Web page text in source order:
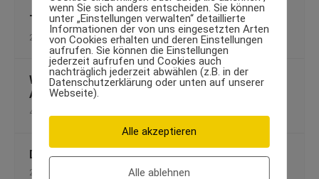
Trainieren nach der Geburt
27. Juni 2012
Wellness-Urlaub: Tipps zum perfekten
Abschalten
4. März 2014
Den richtigen Sport-BH finden
26. Juni 2013
wenn Sie sich anders entscheiden. Sie können
unter „Einstellungen verwalten“ detaillierte
Informationen der von uns eingesetzten Arten
von Cookies erhalten und deren Einstellungen
aufrufen. Sie können die Einstellungen
jederzeit aufrufen und Cookies auch
nachträglich jederzeit abwählen (z.B. in der
Datenschutzerklärung oder unten auf unserer
Webseite).
Alle akzeptieren
Alle ablehnen